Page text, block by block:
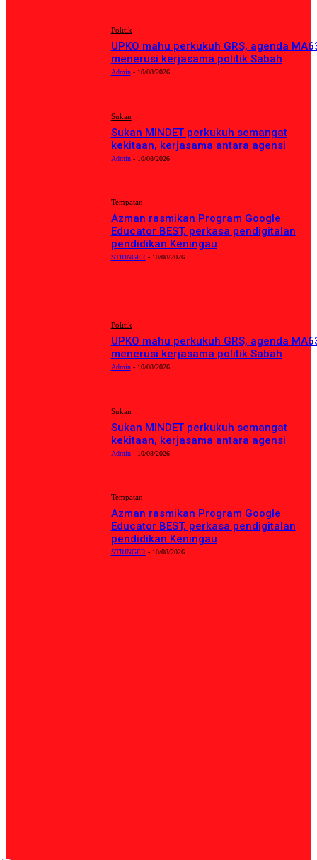
Politik
UPKO mahu perkukuh GRS, agenda
menerusi kerjasama politik Sabah
Admin - 10/08/2026
Sukan
Sukan MINDET perkukuh semangat
kekitaan, kerjasama antara agensi
Admin - 10/08/2026
Tempatan
Azman rasmikan Program Google
Educator BEST, perkasa pendigitalan
pendidikan Keningau
STRINGER - 10/08/2026
Politik
UPKO mahu perkukuh GRS, agenda
menerusi kerjasama politik Sabah
Admin - 10/08/2026
Sukan
Sukan MINDET perkukuh semangat
kekitaan, kerjasama antara agensi
Admin - 10/08/2026
Tempatan
Azman rasmikan Program Google
Educator BEST, perkasa pendigitalan
pendidikan Keningau
STRINGER - 10/08/2026